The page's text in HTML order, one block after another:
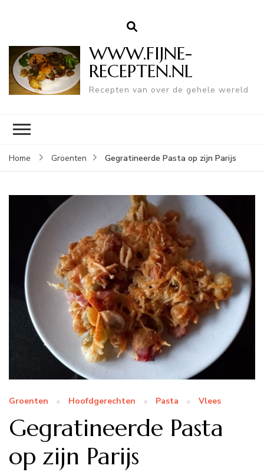
WWW.FIJNE-
RECEPTEN.NL
Recepten van over de gehele wereld
Home Groenten Gegratineerde Pasta op zijn Parijs
Groenten Hoofdgerechten Pasta Vlees
Gegratineerde Pasta
op zijn Parijs